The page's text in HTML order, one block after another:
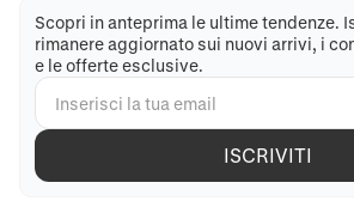
Scopri in anteprima le ultime tendenze.
rimanere aggiornato sui nuovi arrivi, i
e le offerte esclusive.
ISCRIVITI